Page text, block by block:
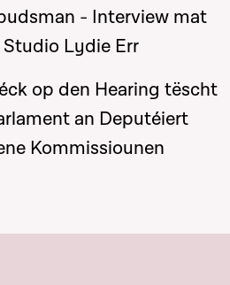
- Interview mat
Lydie Err
op den Hearing tëscht
an Deputéiert
Kommissiounen